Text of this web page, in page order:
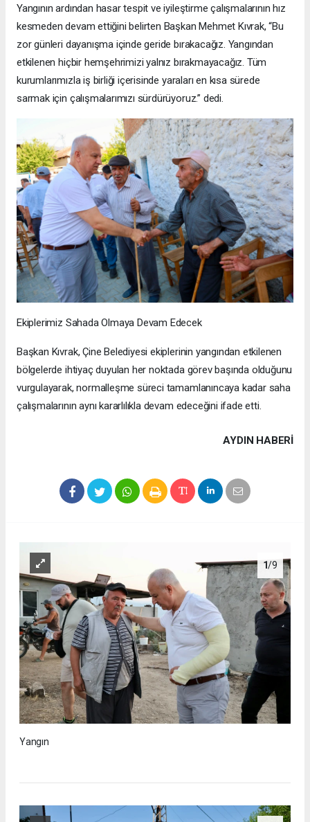
Yangının ardından hasar tespit ve iyileştirme çalışmalarının hız
kesmeden devam ettiğini belirten Başkan Mehmet Kıvrak, “Bu
zor günleri dayanışma içinde geride bırakacağız. Yangından
etkilenen hiçbir hemşehrimizi yalnız bırakmayacağız. Tüm
kurumlarımızla iş birliği içerisinde yaraları en kısa sürede
sarmak için çalışmalarımızı sürdürüyoruz.” dedi.
Ekiplerimiz Sahada Olmaya Devam Edecek
Başkan Kıvrak, Çine Belediyesi ekiplerinin yangından etkilenen
bölgelerde ihtiyaç duyulan her noktada görev başında olduğunu
vurgulayarak, normalleşme süreci tamamlanıncaya kadar saha
çalışmalarının aynı kararlılıkla devam edeceğini ifade etti.
AYDIN HABERİ
1/9
Yangın